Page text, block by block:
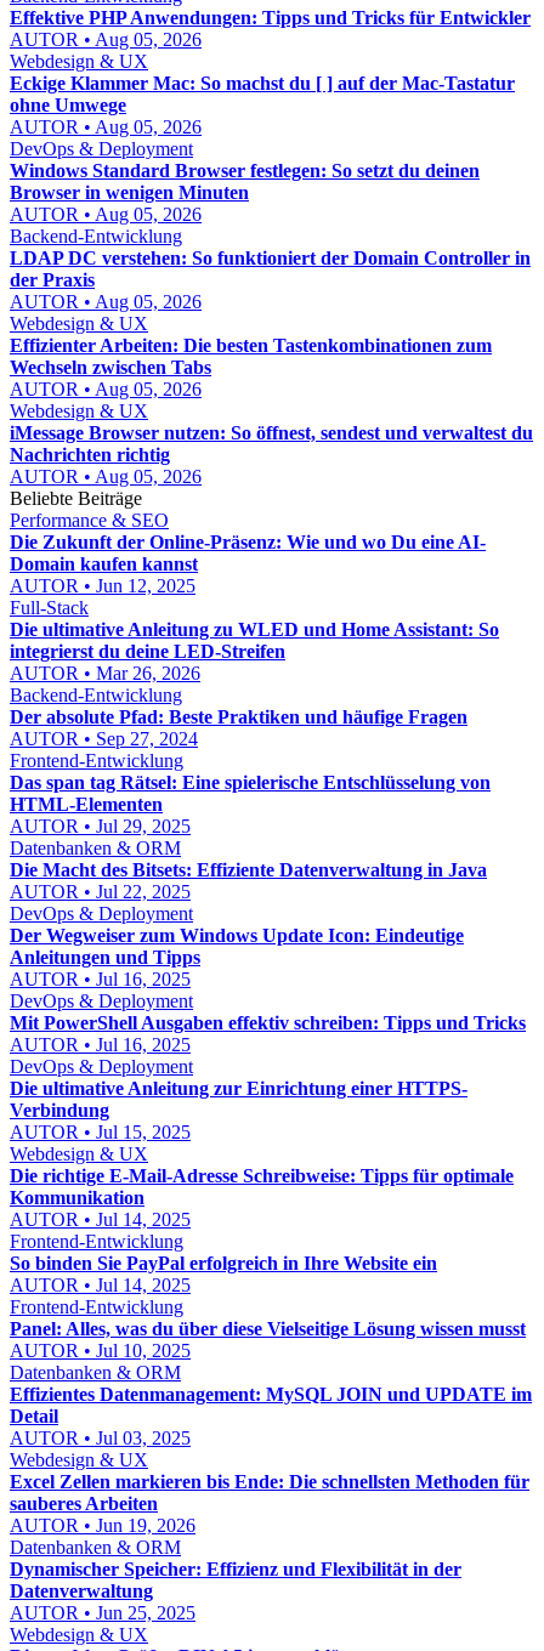
Effektive PHP Anwendungen: Tipps und Tricks für Entwickler
AUTOR • Aug 05, 2026
Webdesign & UX
Eckige Klammer Mac: So machst du [ ] auf der Mac-Tastatur
ohne Umwege
AUTOR • Aug 05, 2026
DevOps & Deployment
Windows Standard Browser festlegen: So setzt du deinen
Browser in wenigen Minuten
AUTOR • Aug 05, 2026
Backend-Entwicklung
LDAP DC verstehen: So funktioniert der Domain Controller in
der Praxis
AUTOR • Aug 05, 2026
Webdesign & UX
Effizienter Arbeiten: Die besten Tastenkombinationen zum
Wechseln zwischen Tabs
AUTOR • Aug 05, 2026
Webdesign & UX
iMessage Browser nutzen: So öffnest, sendest und verwaltest du
Nachrichten richtig
AUTOR • Aug 05, 2026
Beliebte Beiträge
Performance & SEO
Die Zukunft der Online-Präsenz: Wie und wo Du eine AI-
Domain kaufen kannst
AUTOR • Jun 12, 2025
Full-Stack
Die ultimative Anleitung zu WLED und Home Assistant: So
integrierst du deine LED-Streifen
AUTOR • Mar 26, 2026
Backend-Entwicklung
Der absolute Pfad: Beste Praktiken und häufige Fragen
AUTOR • Sep 27, 2024
Frontend-Entwicklung
Das span tag Rätsel: Eine spielerische Entschlüsselung von
HTML-Elementen
AUTOR • Jul 29, 2025
Datenbanken & ORM
Die Macht des Bitsets: Effiziente Datenverwaltung in Java
AUTOR • Jul 22, 2025
DevOps & Deployment
Der Wegweiser zum Windows Update Icon: Eindeutige
Anleitungen und Tipps
AUTOR • Jul 16, 2025
DevOps & Deployment
Mit PowerShell Ausgaben effektiv schreiben: Tipps und Tricks
AUTOR • Jul 16, 2025
DevOps & Deployment
Die ultimative Anleitung zur Einrichtung einer HTTPS-
Verbindung
AUTOR • Jul 15, 2025
Webdesign & UX
Die richtige E-Mail-Adresse Schreibweise: Tipps für optimale
Kommunikation
AUTOR • Jul 14, 2025
Frontend-Entwicklung
So binden Sie PayPal erfolgreich in Ihre Website ein
AUTOR • Jul 14, 2025
Frontend-Entwicklung
Panel: Alles, was du über diese Vielseitige Lösung wissen musst
AUTOR • Jul 10, 2025
Datenbanken & ORM
Effizientes Datenmanagement: MySQL JOIN und UPDATE im
Detail
AUTOR • Jul 03, 2025
Webdesign & UX
Excel Zellen markieren bis Ende: Die schnellsten Methoden für
sauberes Arbeiten
AUTOR • Jun 19, 2026
Datenbanken & ORM
Dynamischer Speicher: Effizienz und Flexibilität in der
Datenverwaltung
AUTOR • Jun 25, 2025
Webdesign & UX